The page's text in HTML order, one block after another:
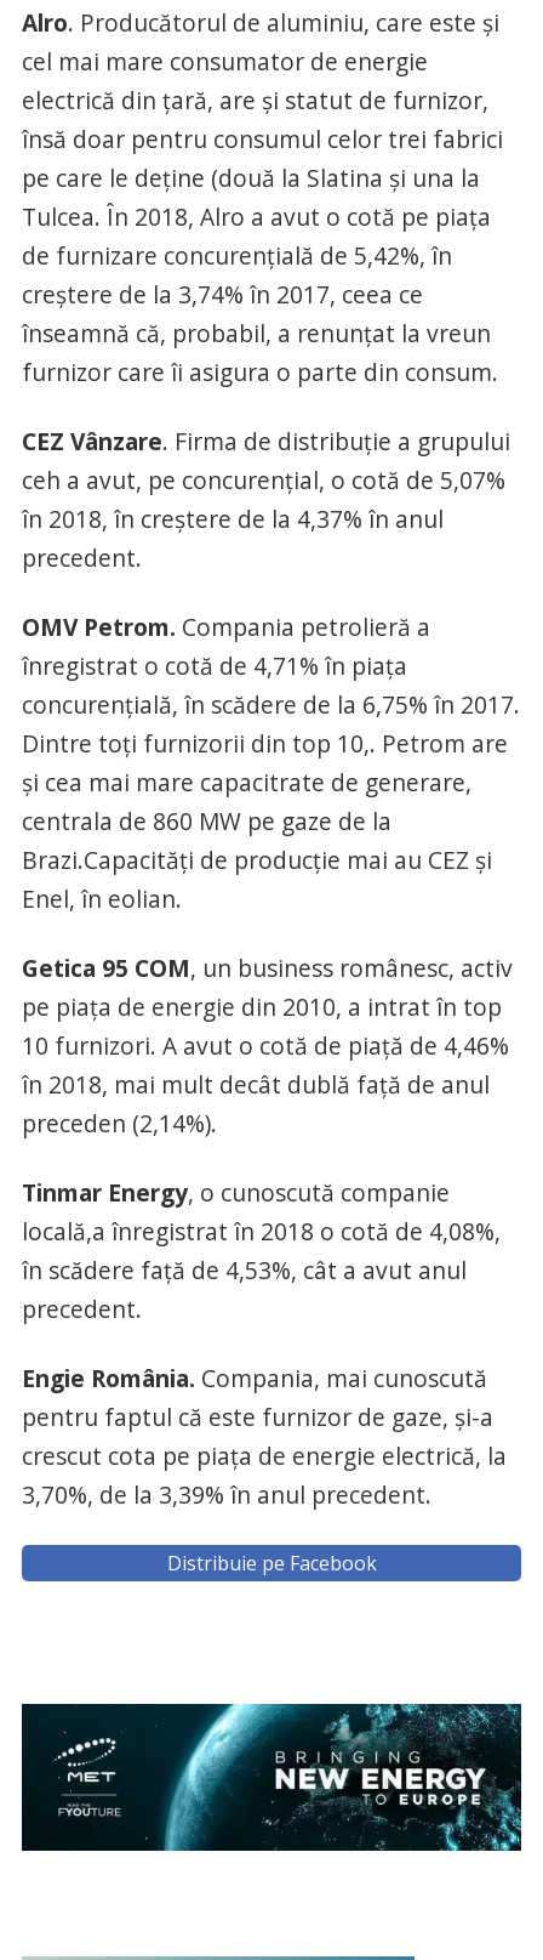
Alro. Producătorul de aluminiu, care este şi
cel mai mare consumator de energie
electrică din ţară, are şi statut de furnizor,
însă doar pentru consumul celor trei fabrici
pe care le deţine (două la Slatina şi una la
Tulcea. În 2018, Alro a avut o cotă pe piaţa
de furnizare concurenţială de 5,42%, în
creştere de la 3,74% în 2017, ceea ce
înseamnă că, probabil, a renunţat la vreun
furnizor care îi asigura o parte din consum.
CEZ Vânzare. Firma de distribuţie a grupului
ceh a avut, pe concurenţial, o cotă de 5,07%
în 2018, în creştere de la 4,37% în anul
precedent.
OMV Petrom. Compania petrolieră a
înregistrat o cotă de 4,71% în piaţa
concurenţială, în scădere de la 6,75% în 2017.
Dintre toţi furnizorii din top 10,. Petrom are
şi cea mai mare capacitrate de generare,
centrala de 860 MW pe gaze de la
Brazi.Capacităţi de producţie mai au CEZ şi
Enel, în eolian.
Getica 95 COM, un business românesc, activ
pe piaţa de energie din 2010, a intrat în top
10 furnizori. A avut o cotă de piaţă de 4,46%
în 2018, mai mult decât dublă faţă de anul
preceden (2,14%).
Tinmar Energy, o cunoscută companie
locală,a înregistrat în 2018 o cotă de 4,08%,
în scădere faţă de 4,53%, cât a avut anul
precedent.
Engie România. Compania, mai cunoscută
pentru faptul că este furnizor de gaze, şi-a
crescut cota pe piaţa de energie electrică, la
3,70%, de la 3,39% în anul precedent.
Distribuie pe Facebook